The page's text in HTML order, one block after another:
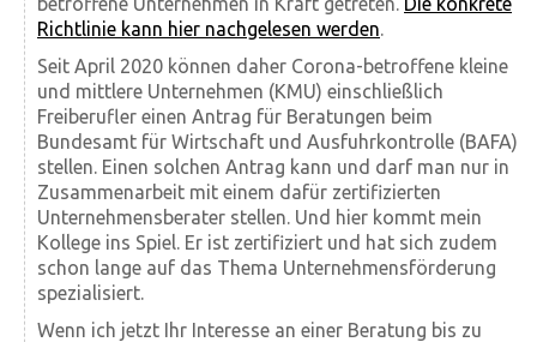
Richt­linie kann hier nach­gelesen werden.
Seit April 2020 können daher Corona-betroffene kleine
und mittlere Unternehmen (KMU) einschließlich
Freiberufler einen Antrag für Beratungen beim
Bundesamt für Wirtschaft und Ausfuhrkontrolle (BAFA)
stellen. Einen solchen Antrag kann und darf man nur in
Zusammen­arbeit mit einem dafür zertifizierten
Unternehmens­berater stellen. Und hier kommt mein
Kollege ins Spiel. Er ist zertifiziert und hat sich zudem
schon lange auf das Thema Unter­nehmens­förderung
spezialisiert.
Wenn ich jetzt Ihr Inter­esse an einer Beratung bis zu